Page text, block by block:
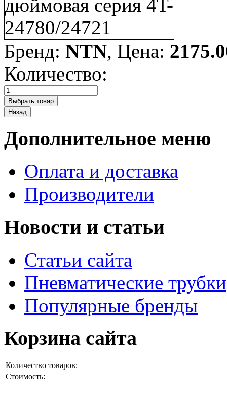
Бренд: NTN, Цена:
Количество:
Дополнительное меню
Оплата и доставка
Производители
Новости и статьи
Статьи сайта
Пневматические трубки
Популярные бренды
Корзина сайта
Количество товаров:
Стоимость: